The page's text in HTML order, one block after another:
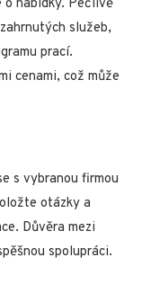
nabídky. Pečlivě
služeb,
prací.
cenami, což může
s vybranou firmou
otázky a
Důvěra mezi
spolupráci.